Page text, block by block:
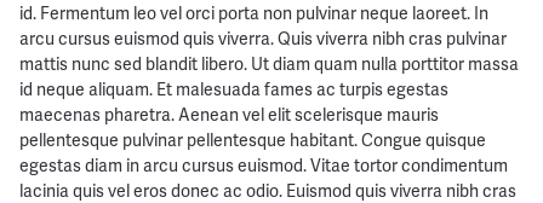
id. Fermentum leo vel orci porta non pulvinar neque laoreet. In
arcu cursus euismod quis viverra. Quis viverra nibh cras pulvinar
mattis nunc sed blandit libero. Ut diam quam nulla porttitor massa
id neque aliquam. Et malesuada fames ac turpis egestas
maecenas pharetra. Aenean vel elit scelerisque mauris
pellentesque pulvinar pellentesque habitant. Congue quisque
egestas diam in arcu cursus euismod. Vitae tortor condimentum
lacinia quis vel eros donec ac odio. Euismod quis viverra nibh cras